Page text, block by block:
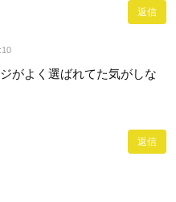
返信
がよく選ばれてた気がしな
返信